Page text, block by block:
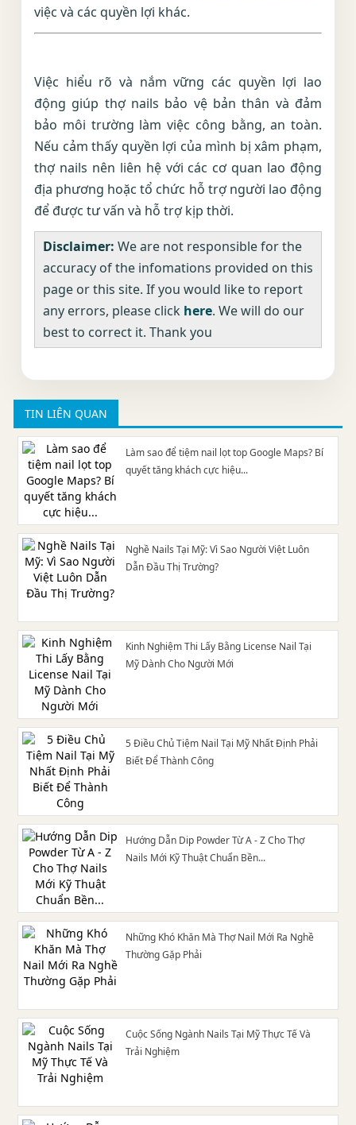
việc và các quyền lợi khác.
Việc hiểu rõ và nắm vững các quyền lợi lao
động giúp thợ nails bảo vệ bản thân và đảm
bảo môi trường làm việc công bằng, an toàn.
Nếu cảm thấy quyền lợi của mình bị xâm phạm,
thợ nails nên liên hệ với các cơ quan lao động
địa phương hoặc tổ chức hỗ trợ người lao động
để được tư vấn và hỗ trợ kịp thời.
Disclaimer: We are not responsible for the
accuracy of the infomations provided on this
page or this site. If you would like to report
any errors, please click here. We will do our
best to correct it. Thank you
TIN LIÊN QUAN
Làm sao để tiệm nail lọt top Google Maps? Bí
quyết tăng khách cực hiệu...
Nghề Nails Tại Mỹ: Vì Sao Người Việt Luôn
Dẫn Đầu Thị Trường?
Kinh Nghiệm Thi Lấy Bằng License Nail Tại
Mỹ Dành Cho Người Mới
5 Điều Chủ Tiệm Nail Tại Mỹ Nhất Định Phải
Biết Để Thành Công
Hướng Dẫn Dip Powder Từ A - Z Cho Thợ
Nails Mới Kỹ Thuật Chuẩn Bền...
Những Khó Khăn Mà Thợ Nail Mới Ra Nghề
Thường Gặp Phải
Cuộc Sống Ngành Nails Tại Mỹ Thực Tế Và
Trải Nghiệm